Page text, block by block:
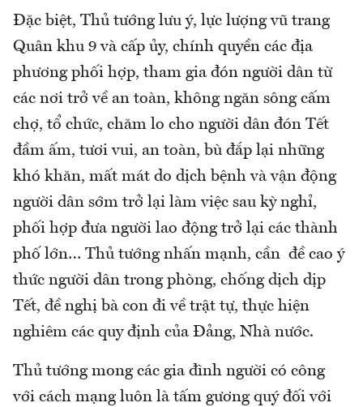
Đặc biệt, Thủ tướng lưu ý, lực lượng vũ trang
Quân khu 9 và cấp ủy, chính quyền các địa
phương phối hợp, tham gia đón người dân từ
các nơi trở về an toàn, không ngăn sông cấm
chợ, tổ chức, chăm lo cho người dân đón Tết
đầm ấm, tươi vui, an toàn, bù đắp lại những
khó khăn, mất mát do dịch bệnh và vận động
người dân sớm trở lại làm việc sau kỳ nghỉ,
phối hợp đưa người lao động trở lại các thành
phố lớn… Thủ tướng nhấn mạnh, cần đề cao ý
thức người dân trong phòng, chống dịch dịp
Tết, đề nghị bà con đi về trật tự, thực hiện
nghiêm các quy định của Đảng, Nhà nước.
Thủ tướng mong các gia đình người có công
với cách mạng luôn là tấm gương quý đối với